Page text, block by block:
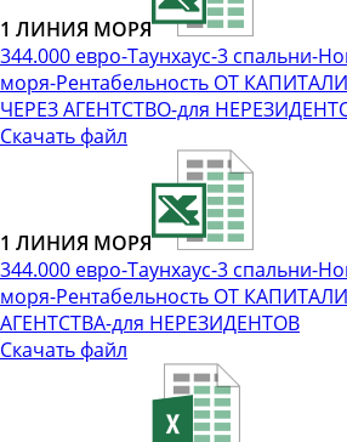
1 ЛИНИЯ МОРЯ
344.000 евро-Таунхаус-3 спальни-
моря-Рентабельность ОТ
ЧЕРЕЗ АГЕНТСТВО-для
Скачать файл
1 ЛИНИЯ МОРЯ
344.000 евро-Таунхаус-3 спальни-
моря-Рентабельность ОТ
АГЕНТСТВА-для НЕРЕЗИДЕНТОВ
Скачать файл